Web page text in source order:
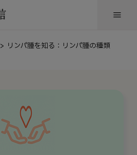
> リンパ腫を知る：リンパ腫の種類